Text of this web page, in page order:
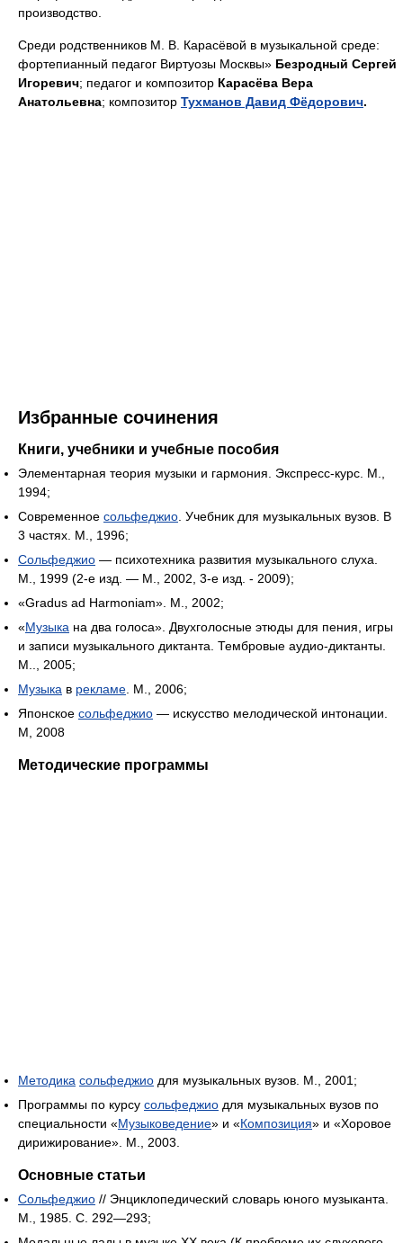
производство.
Среди родственников М. В. Карасёвой в музыкальной среде:
фортепианный педагог Виртуозы Москвы» Безродный Сергей
Игоревич; педагог и композитор Карасёва Вера
Анатольевна; композитор Тухманов Давид Фёдорович.
Избранные сочинения
Книги, учебники и учебные пособия
Элементарная теория музыки и гармония. Экспресс-курс. М.,
1994;
Современное сольфеджио. Учебник для музыкальных вузов. В
3 частях. М., 1996;
Сольфеджио — психотехника развития музыкального слуха.
М., 1999 (2-е изд. — М., 2002, 3-е изд. - 2009);
«Gradus ad Harmoniam». М., 2002;
«Музыка на два голоса». Двухголосные этюды для пения, игры
и записи музыкального диктанта. Тембровые аудио-диктанты.
М.., 2005;
Музыка в рекламе. М., 2006;
Японское сольфеджио — искусство мелодической интонации.
М, 2008
Методические программы
Методика сольфеджио для музыкальных вузов. М., 2001;
Программы по курсу сольфеджио для музыкальных вузов по
специальности «Музыковедение» и «Композиция» и «Хоровое
дирижирование». М., 2003.
Основные статьи
Сольфеджио // Энциклопедический словарь юного музыканта.
М., 1985. С. 292—293;